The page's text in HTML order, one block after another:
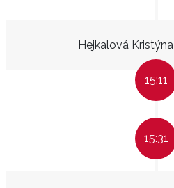
Hejkalová Kristýna
15:11
15:31